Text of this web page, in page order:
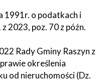
1991r. o podatkach i
2023, poz. 70 z późn.
Rady Gminy Raszyn z
określenia
od nieruchomości (Dz.